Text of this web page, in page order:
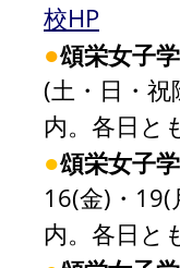
校HP
●頌栄女子
(土・日・
内。各日と
●頌栄女子
16(金)・
内。各日と